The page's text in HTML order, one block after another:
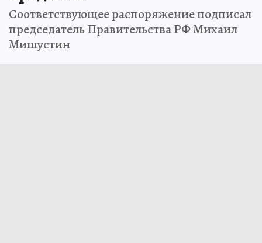
Соответствующее распоряжение подписал
председатель Правительства РФ Михаил
Мишустин